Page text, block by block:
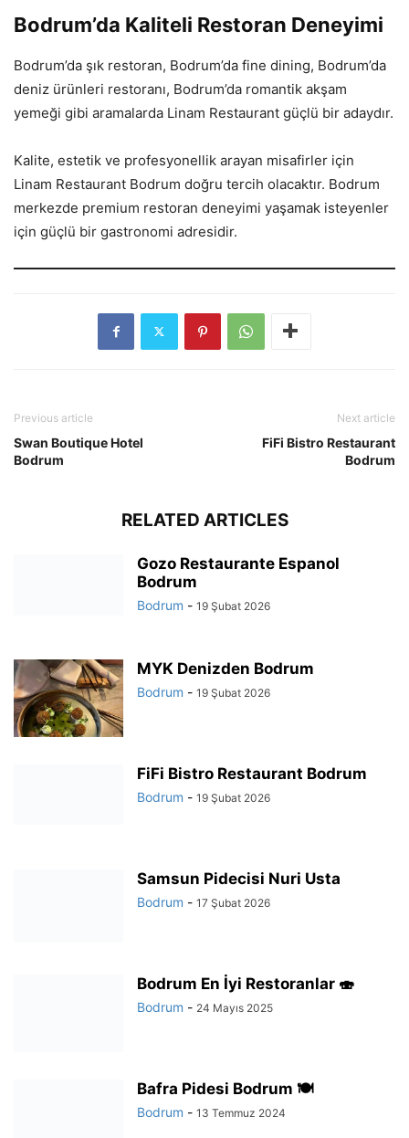
Bodrum’da Kaliteli Restoran Deneyimi
Bodrum’da şık restoran, Bodrum’da fine dining, Bodrum’da
deniz ürünleri restoranı, Bodrum’da romantik akşam
yemeği gibi aramalarda Linam Restaurant güçlü bir adaydır.
Kalite, estetik ve profesyonellik arayan misafirler için
Linam Restaurant Bodrum doğru tercih olacaktır. Bodrum
merkezde premium restoran deneyimi yaşamak isteyenler
için güçlü bir gastronomi adresidir.
Previous article
Swan Boutique Hotel
Bodrum
Next article
FiFi Bistro Restaurant
Bodrum
RELATED ARTICLES
Gozo Restaurante Espanol
Bodrum
Bodrum - 19 Şubat 2026
MYK Denizden Bodrum
Bodrum - 19 Şubat 2026
FiFi Bistro Restaurant Bodrum
Bodrum - 19 Şubat 2026
Samsun Pidecisi Nuri Usta
Bodrum - 17 Şubat 2026
Bodrum En İyi Restoranlar 🍣
Bodrum - 24 Mayıs 2025
Bafra Pidesi Bodrum 🍽️
Bodrum - 13 Temmuz 2024